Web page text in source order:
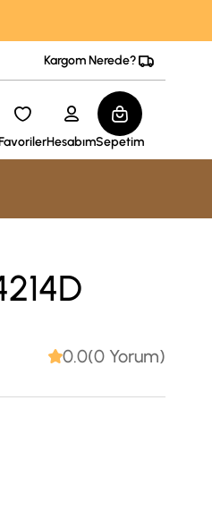
Kargom Nerede?
HesabımSepetim
0.0(0 Yorum)